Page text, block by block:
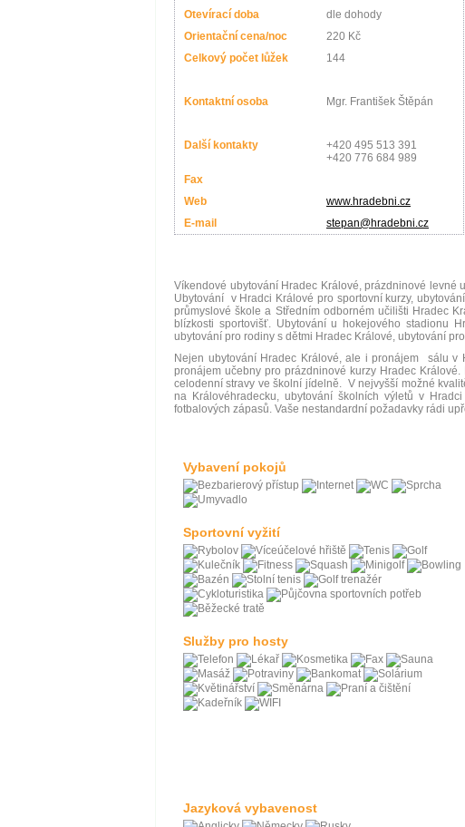
Otevírací doba
dle dohody
Orientační cena/noc
220 Kč
Celkový počet lůžek
144
Kontaktní osoba Mgr. František Štěpán
Další kontakty
+420 495 513 391
+420 776 684 989
Fax
Web
www.hradebni.cz
E-mail
stepan@hradebni.cz
Víkendové ubytování Hradec Králové, prázdninové
Ubytování v Hradci Králové pro sportovní kurzy,
průmyslové škole a Středním odborném učilišti Hradec
blízkosti sportovišť. Ubytování u hokejového stadionu
ubytování pro rodiny s dětmi Hradec Králové, ubytování
Nejen ubytování Hradec Králové, ale i pronájem sálu v
pronájem učebny pro prázdninové kurzy Hradec
celodenní stravy ve školní jídelně. V nejvyšší možné
na Královéhradecku, ubytování školních výletů v
fotbalových zápasů. Vaše nestandardní požadavky rádi
Vybavení pokojů
Sportovní vyžití
Služby pro hosty
Jazyková vybavenost